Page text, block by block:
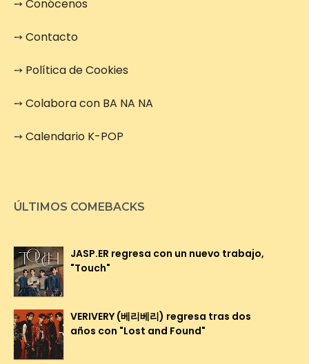
➙Conócenos
➙Contacto
➙ Política de Cookies
➙Colabora con BA NA NA
➙Calendario K-POP
ÚLTIMOS COMEBACKS
JASP.ER regresa con un nuevo trabajo,
"Touch"
VERIVERY (베리베리) regresa tras dos
años con "Lost and Found"